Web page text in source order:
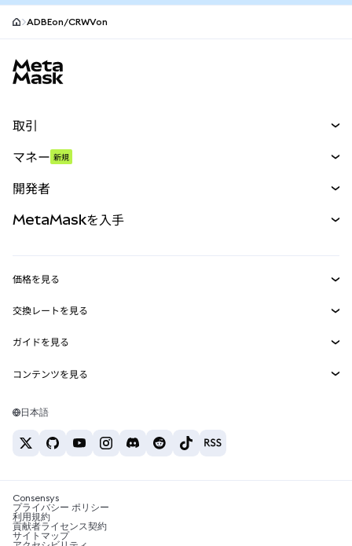
ADBEon/CRWVon
取引
パーペチュアル
RWA
マネー 新規
開発者
MetaMask Connect
Snaps
Web3サービス
MetaMaskを入手
セキュリティ
サポート
キャリア
お問い合わせ
価格を見る
イーサリアムの価格
Solanaの価格
Tetherの価格
交換レートを見る
ETH→USD
USDT→INR
BTC→INR
ETH→USDT
ガイドを見る
ETHの購入
USDTの購入
SHIBの購入
BNBの購入
コンテンツを見る
Solanaウォレット
税制関連ニュース
暗号資産の購入方法は？
日本語
Consensys
プライバシー ポリシー
利用規約
貢献者ライセンス契約
サイトマップ